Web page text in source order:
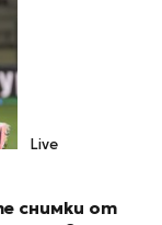
Live
снимки от